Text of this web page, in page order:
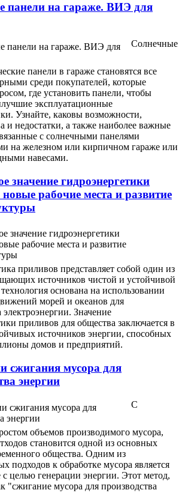
панели на гараже. ВИЭ для
Солнечные
панели в гараже становятся все
среди покупателей, которые
где установить панели, чтобы
эксплуатационные
Узнайте, каковы возможности,
и недостатки, а также наиболее важные
с солнечными панелями
на железном или кирпичном гараже или
навесами.
значение гидроэнергетики
рабочие места и развитие
приливов представляет собой один из
источников чистой и устойчивой
основана на использовании
морей и океанов для
электроэнергии. Значение
приливов для общества заключается в
источников энергии, способных
домов и предприятий.
сжигания мусора для
энергии
С
объемов производимого мусора,
становится одной из основных
общества. Одним из
подходов к обработке мусора является
с целью генерации энергии. Этот метод,
"сжигание мусора для производства